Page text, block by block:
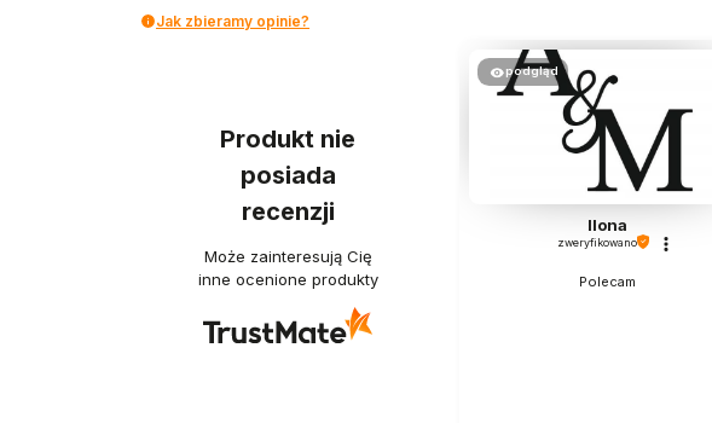
Jak zbieramy opinie?
Produkt nie
posiada
recenzji
Może zainteresują Cię
inne ocenione produkty
podgląd
Ilona
zweryfikowano
Polecam